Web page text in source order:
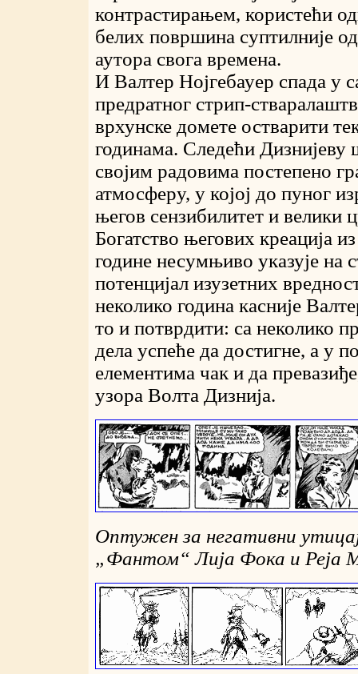
контрастирањем, користећи
белих површина суптилније
аутора свога времена.
И Валтер Нојгебауер спада у
предратног стрип-
врхунске домете остварити
годинама. Следећи Дизнијеву
својим радовима постепено
атмосферу, у којој до пуног
његов сензибилитет и велики
Богатство његових креација
године несумњиво указује на
потенцијал изузетних
неколико година касније
то и потврдити: са неколико
дела успеће да достигне, а у
елементима чак и да
узора Волта Дизнија.
Оптужен за негативни
„Фантом“ Лија Фока и Реја